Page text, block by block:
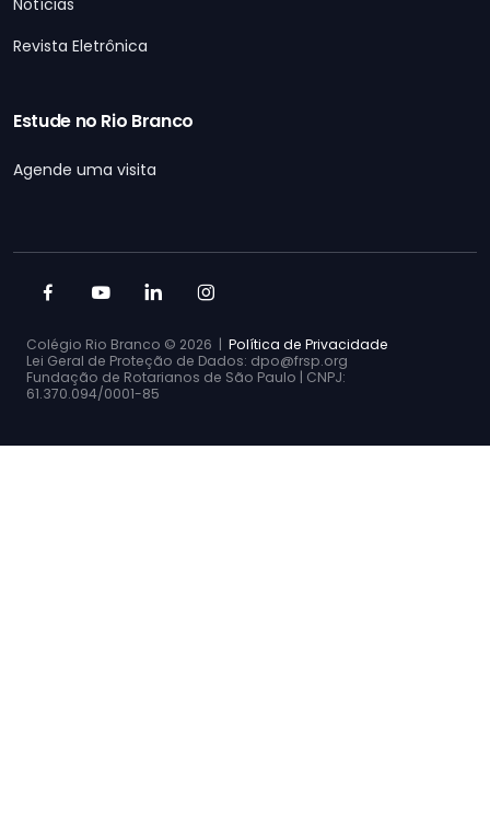
Notícias
Revista Eletrônica
Estude no Rio Branco
Agende uma visita
Colégio Rio Branco © 2026 | Política de Privacidade
Lei Geral de Proteção de Dados: dpo@frsp.org
Fundação de Rotarianos de São Paulo | CNPJ:
61.370.094/0001-85